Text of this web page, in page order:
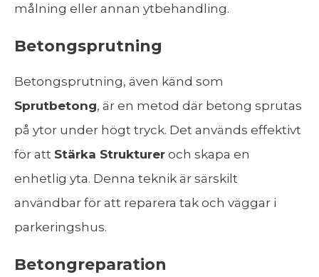
målning eller annan ytbehandling.
Betongsprutning
Betongsprutning, även känd som
Sprutbetong, är en metod där betong sprutas
på ytor under högt tryck. Det används effektivt
för att Stärka Strukturer och skapa en
enhetlig yta. Denna teknik är särskilt
användbar för att reparera tak och väggar i
parkeringshus.
Betongreparation